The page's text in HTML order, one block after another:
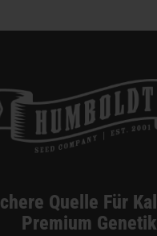
Quelle Für
Premium